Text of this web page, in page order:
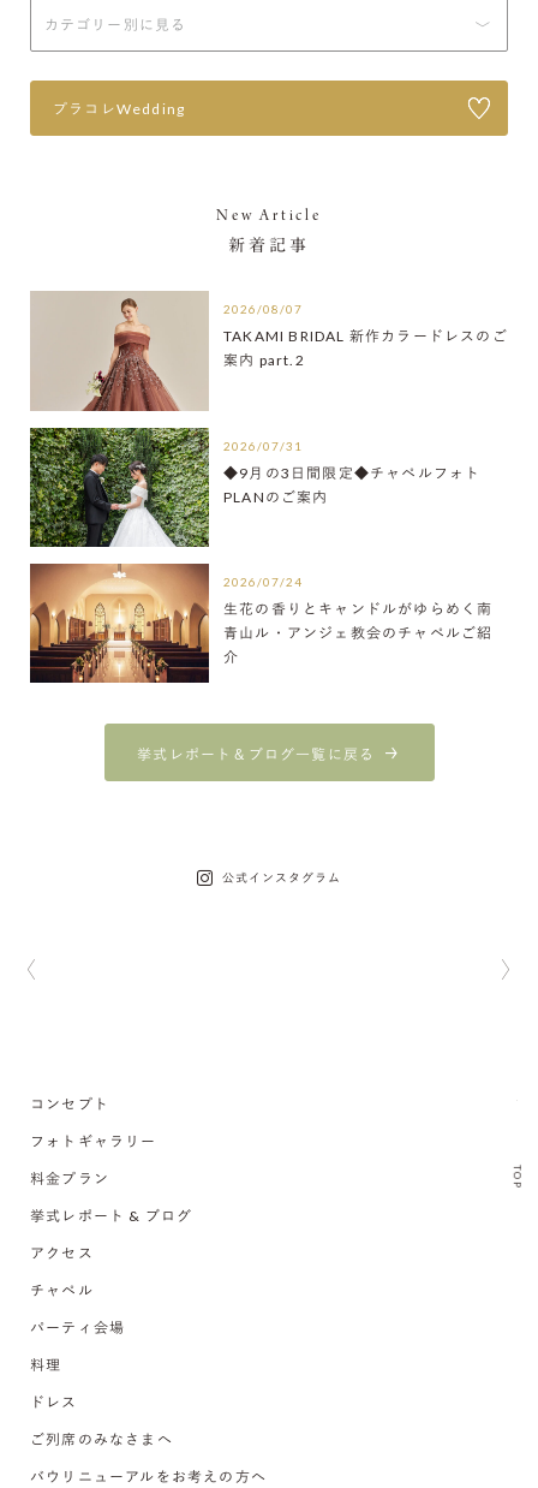
プラコレWedding
New Article
新着記事
2026/08/07
TAKAMI BRIDAL 新作カラードレスのご
案内 part.2
2026/07/31
◆9月の3日間限定◆チャペルフォト
PLANのご案内
2026/07/24
生花の香りとキャンドルがゆらめく南
青山ル・アンジェ教会のチャペルご紹
介
挙式レポート＆ブログ一覧に戻る
公式インスタグラム
TOP
コンセプト
フォトギャラリー
料金プラン
挙式レポート & ブログ
アクセス
チャペル
パーティ会場
料理
ドレス
ご列席のみなさまへ
バウリニューアルをお考えの方へ